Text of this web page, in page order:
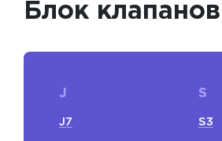
Блок
J
J7
S
S3